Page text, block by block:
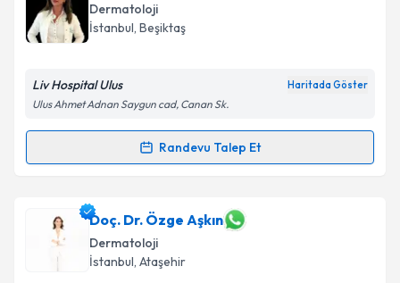
Dermatoloji
İstanbul, Beşiktaş
Liv Hospital Ulus Haritada Göster
Ulus Ahmet Adnan Saygun cad, Canan Sk.
Randevu Talep Et
Randevu Takvimi Talebi
Uzm. Dr. Günay Mammadovaiçin randevu takvimi
talebi oluşturun. Size bu uzmandan randevu almanız
için bir takvim hazırlandığında e-posta ile
bilgilendireceğiz.
Doç. Dr. Özge Aşkın
Dermatoloji
İstanbul, Ataşehir